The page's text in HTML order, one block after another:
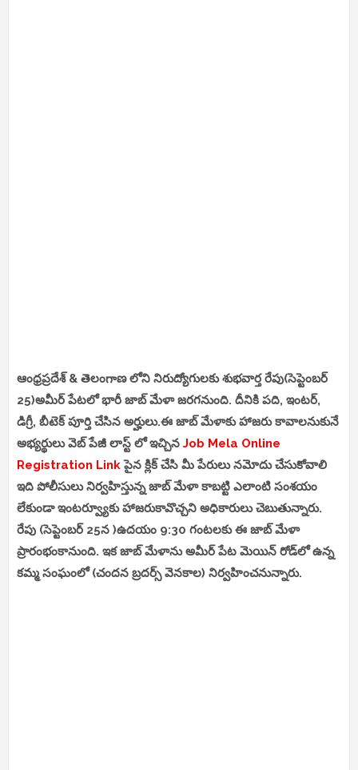
ఆంధ్రప్రదేశ్ & తెలంగాణ లోని నిరుద్యోగులకు శుభవార్త రేపు(సెప్టెంబర్
25)అమీర్ పేటలో భారీ జాబ్ మేళా జరగనుంది. దీనికి పది, ఇంటర్,
డిగ్రీ, బీటెక్‌ పూర్తి చేసిన అర్హులు.ఈ జాబ్ మేళాకు హాజరు కావాలనుకునే
అభ్యర్థులు వెబ్ పేజీ లాస్ట్ లో ఇచ్చిన Job Mela Online
Registration Linkపైన క్లిక్ చేసి మీ పేరులు నమోదు చేసుకోవాలి
ఇది పోలీసులు నిర్వహిస్తున్న జాబ్‌ మేళా కాబట్టి ఎలాంటి సంశయం
లేకుండా ఇంటర్వ్యూకు హాజరుకావొచ్చని అధికారులు చెబుతున్నారు.
రేపు (సెప్టెంబర్ 25న )ఉదయం 9:30 గంటలకు ఈ జాబ్ మేళా
ప్రారంభంకానుంది. ఇక జాబ్‌ మేళాను అమీర్ పేట మెయిన్ రోడ్‌లో ఉన్న
కమ్మ సంఘంలో (చందన బ్రదర్స్‌ వెనకాల) నిర్వహించనున్నారు.